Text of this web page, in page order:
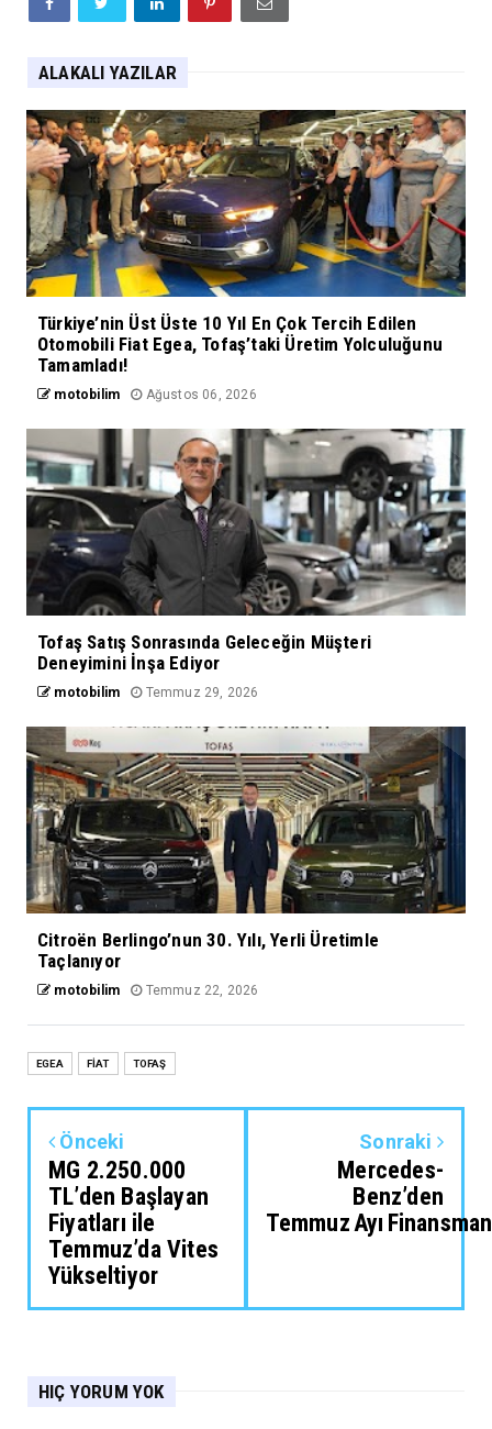
ALAKALI YAZILAR
Türkiye’nin Üst Üste 10 Yıl En Çok Tercih Edilen
Otomobili Fiat Egea, Tofaş’taki Üretim Yolculuğunu
Tamamladı!
motobilim Ağustos 06, 2026
Tofaş Satış Sonrasında Geleceğin Müşteri
Deneyimini İnşa Ediyor
motobilim Temmuz 29, 2026
Citroën Berlingo’nun 30. Yılı, Yerli Üretimle
Taçlanıyor
motobilim Temmuz 22, 2026
EGEA FİAT TOFAŞ
Önceki
MG 2.250.000
TL’den Başlayan
Fiyatları ile
Temmuz’da Vites
Yükseltiyor
Sonraki
Mercedes-
Benz’den
Temmuz Ayı
HIÇ YORUM YOK